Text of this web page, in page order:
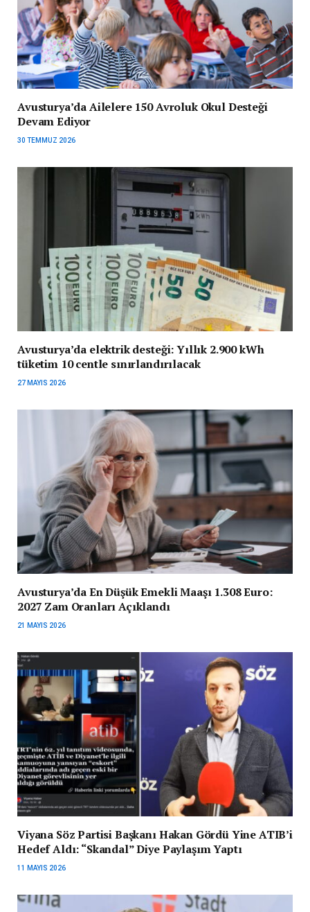
Avusturya’da Ailelere 150 Avroluk Okul Desteği
Devam Ediyor
30 TEMMUZ 2026
Avusturya’da elektrik desteği: Yıllık 2.900 kWh
tüketim 10 centle sınırlandırılacak
27 MAYIS 2026
Avusturya’da En Düşük Emekli Maaşı 1.308 Euro:
2027 Zam Oranları Açıklandı
21 MAYIS 2026
Viyana Söz Partisi Başkanı Hakan Gördü Yine ATIB’i
Hedef Aldı: “Skandal” Diye Paylaşım Yaptı
11 MAYIS 2026